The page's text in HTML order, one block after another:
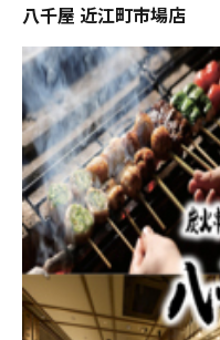
八千屋 近江町市場店